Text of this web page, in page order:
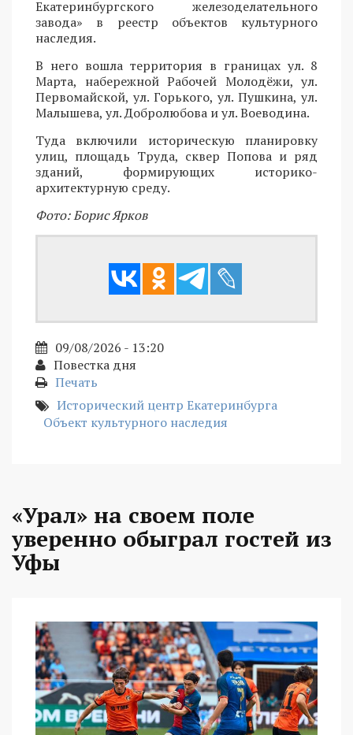
Екатеринбургского железоделательного
завода» в реестр объектов культурного
наследия.
В него вошла территория в границах ул. 8
Марта, набережной Рабочей Молодёжи, ул.
Первомайской, ул. Горького, ул. Пушкина, ул.
Малышева, ул. Добролюбова и ул. Воеводина.
Туда включили историческую планировку
улиц, площадь Труда, сквер Попова и ряд
зданий, формирующих историко-
архитектурную среду.
Фото: Борис Ярков
09/08/2026 - 13:20
Повестка дня
Печать
Исторический центр Екатеринбурга
Объект культурного наследия
«Урал» на своем поле
уверенно обыграл гостей из
Уфы